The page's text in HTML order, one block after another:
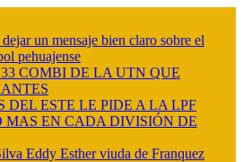
un mensaje bien claro sobre el
pehuajense
COMBI DE LA UTN QUE
DEL ESTE LE PIDE A LA LPF
MAS EN CADA DIVISIÓN DE
Eddy Esther viuda de Franquez